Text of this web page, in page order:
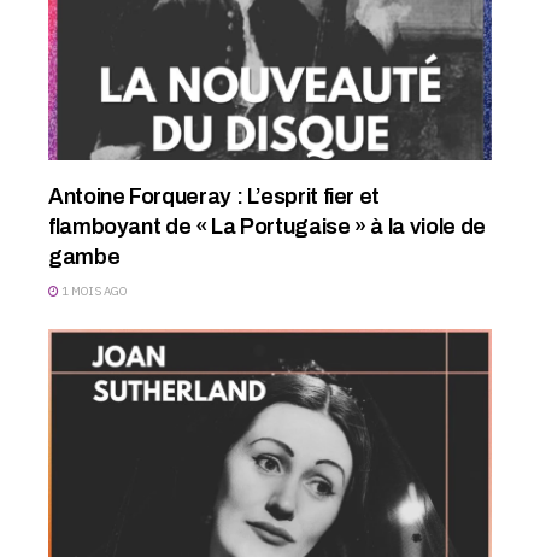
Antoine Forqueray : L’esprit fier et
flamboyant de « La Portugaise » à la viole de
gambe
1 MOIS AGO